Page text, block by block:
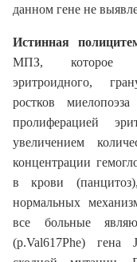
данном гене не
Истинная
МПЗ, которое
эритроидного,
ростков
пролиферацией
увеличением
концентрации
в крови
нормальных
все больные
(p.Val617Phe)